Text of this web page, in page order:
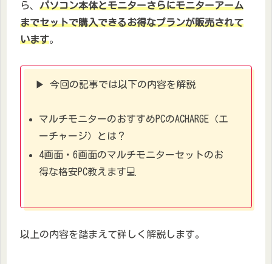
ら、 パソコン本体とモニターさらにモニターアーム
までセットで購入できるお得なプランが販売されて
います。
▶ 今回の記事では以下の内容を解説
マルチモニターのおすすめPCのACHARGE（エ
ーチャージ）とは？
4画面・6画面のマルチモニターセットのお
得な格安PC教えます💻
以上の内容を踏まえて詳しく解説します。